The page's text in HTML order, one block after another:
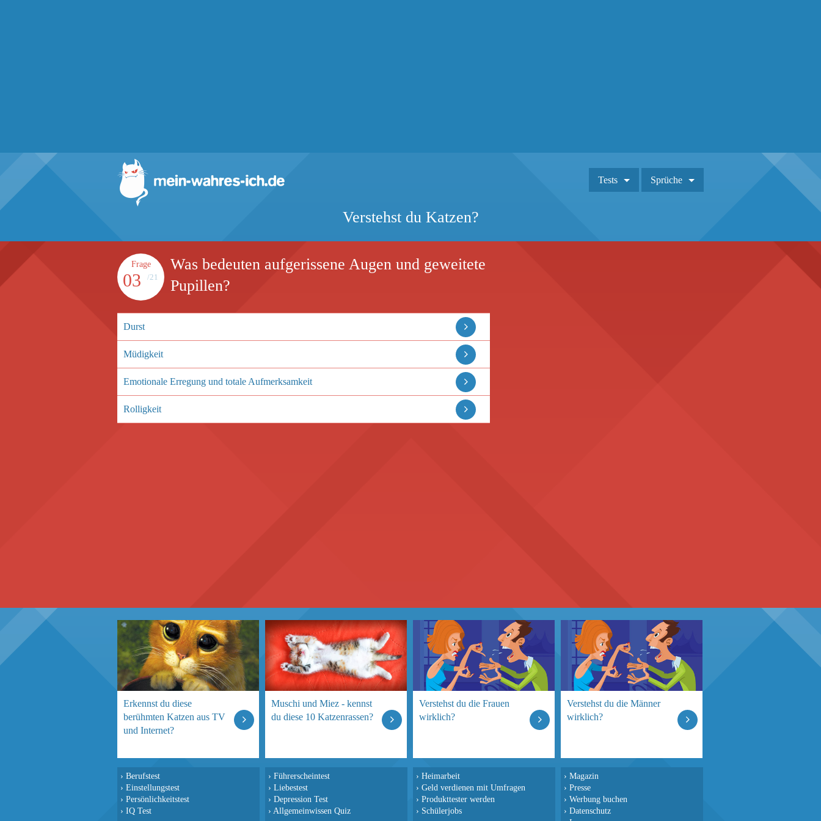
Tests Sprüche
Verstehst du Katzen?
Frage
03 /21
Was bedeuten aufgerissene Augen und geweitete
Pupillen?
Durst
Müdigkeit
Emotionale Erregung und totale Aufmerksamkeit
Rolligkeit
Erkennst du diese
berühmten Katzen aus TV
und Internet?
Muschi und Miez - kennst
du diese 10 Katzenrassen?
Verstehst du die Frauen
wirklich?
Verstehst du die Männer
wirklich?
› Berufstest
› Einstellungstest
› Persönlichkeitstest
› IQ Test
› Führerscheintest
› Liebestest
› Depression Test
› Allgemeinwissen Quiz
› Heimarbeit
› Geld verdienen mit Umfragen
› Produkttester werden
› Schülerjobs
› Magazin
› Presse
› Werbung buchen
› Datenschutz